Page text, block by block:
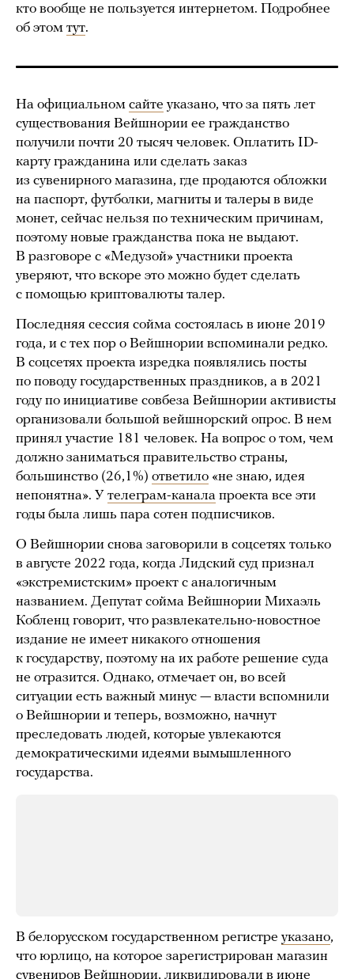
кто вообще не пользуется интернетом. Подробнее
об этом тут.
На официальном сайте указано, что за пять лет
существования Вейшнории ее гражданство
получили почти 20 тысяч человек. Оплатить ID-
карту гражданина или сделать заказ
из сувенирного магазина, где продаются обложки
на паспорт, футболки, магниты и талеры в виде
монет, сейчас нельзя по техническим причинам,
поэтому новые гражданства пока не выдают.
В разговоре с «Медузой» участники проекта
уверяют, что вскоре это можно будет сделать
с помощью криптовалюты талер.
Последняя сессия сойма состоялась в июне 2019
года, и с тех пор о Вейшнории вспоминали редко.
В соцсетях проекта изредка появлялись посты
по поводу государственных праздников, а в 2021
году по инициативе совбеза Вейшнории активисты
организовали большой вейшнорский опрос. В нем
принял участие 181 человек. На вопрос о том, чем
должно заниматься правительство страны,
большинство (26,1%) ответило «не знаю, идея
непонятна». У телеграм-канала проекта все эти
годы была лишь пара сотен подписчиков.
О Вейшнории снова заговорили в соцсетях только
в августе 2022 года, когда Лидский суд признал
«экстремистским» проект с аналогичным
названием. Депутат сойма Вейшнории Михаэль
Кобленц говорит, что развлекательно-новостное
издание не имеет никакого отношения
к государству, поэтому на их работе решение суда
не отразится. Однако, отмечает он, во всей
ситуации есть важный минус — власти вспомнили
о Вейшнории и теперь, возможно, начнут
преследовать людей, которые увлекаются
демократическими идеями вымышленного
государства.
В белорусском государственном регистре указано,
что юрлицо, на которое зарегистрирован магазин
сувениров Вейшнории, ликвидировали в июне